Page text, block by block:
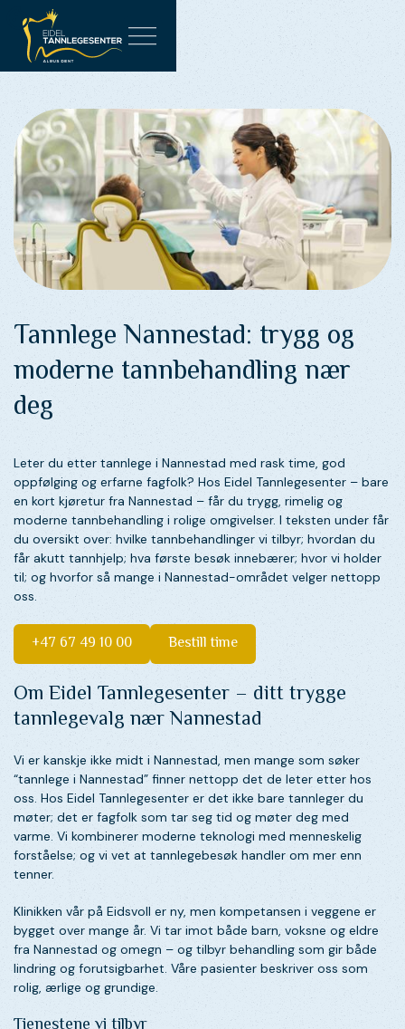
Tannlege Nannestad: trygg og
moderne tannbehandling nær
deg
Leter du etter tannlege i Nannestad med rask time, god
oppfølging og erfarne fagfolk? Hos Eidel Tannlegesenter – bare
en kort kjøretur fra Nannestad – får du trygg, rimelig og
moderne tannbehandling i rolige omgivelser. I teksten under får
du oversikt over: hvilke tannbehandlinger vi tilbyr; hvordan du
får akutt tannhjelp; hva første besøk innebærer; hvor vi holder
til; og hvorfor så mange i Nannestad-området velger nettopp
oss.
+47 67 49 10 00 Bestill time
Om Eidel Tannlegesenter – ditt trygge
tannlegevalg nær Nannestad
Vi er kanskje ikke midt i Nannestad, men mange som søker
“tannlege i Nannestad” finner nettopp det de leter etter hos
oss. Hos Eidel Tannlegesenter er det ikke bare tannleger du
møter; det er fagfolk som tar seg tid og møter deg med
varme. Vi kombinerer moderne teknologi med menneskelig
forståelse; og vi vet at tannlegebesøk handler om mer enn
tenner.
Klinikken vår på Eidsvoll er ny, men kompetansen i veggene er
bygget over mange år. Vi tar imot både barn, voksne og eldre
fra Nannestad og omegn – og tilbyr behandling som gir både
lindring og forutsigbarhet. Våre pasienter beskriver oss som
rolig, ærlige og grundige.